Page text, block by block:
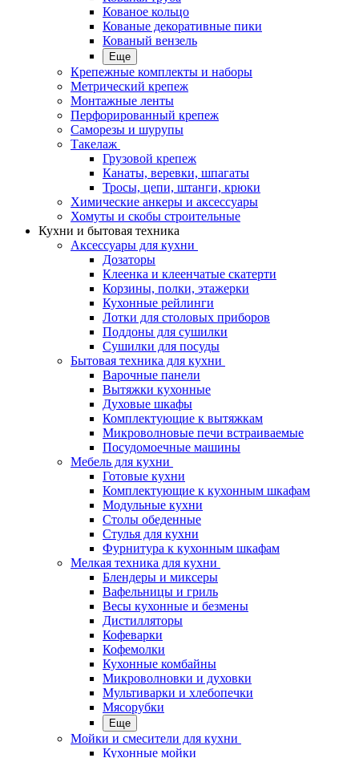
Кованое кольцо
Кованые декоративные пики
Кованый вензель
Еще
Крепежные комплекты и наборы
Метрический крепеж
Монтажные ленты
Перфорированный крепеж
Саморезы и шурупы
Такелаж
Грузовой крепеж
Канаты, веревки, шпагаты
Тросы, цепи, штанги, крюки
Химические анкеры и аксессуары
Хомуты и скобы строительные
Кухни и бытовая техника
Аксессуары для кухни
Дозаторы
Клеенка и клеенчатые скатерти
Корзины, полки, этажерки
Кухонные рейлинги
Лотки для столовых приборов
Поддоны для сушилки
Сушилки для посуды
Бытовая техника для кухни
Варочные панели
Вытяжки кухонные
Духовые шкафы
Комплектующие к вытяжкам
Микроволновые печи встраиваемые
Посудомоечные машины
Мебель для кухни
Готовые кухни
Комплектующие к кухонным шкафам
Модульные кухни
Столы обеденные
Стулья для кухни
Фурнитура к кухонным шкафам
Мелкая техника для кухни
Блендеры и миксеры
Вафельницы и гриль
Весы кухонные и безмены
Дистилляторы
Кофеварки
Кофемолки
Кухонные комбайны
Микроволновки и духовки
Мультиварки и хлебопечки
Мясорубки
Еще
Мойки и смесители для кухни
Кухонные мойки